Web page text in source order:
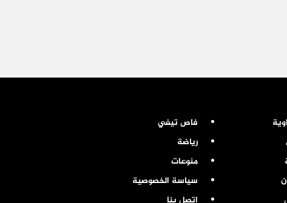
فاص تيفي
رياضة
منوعات
سياسة الخصوصية